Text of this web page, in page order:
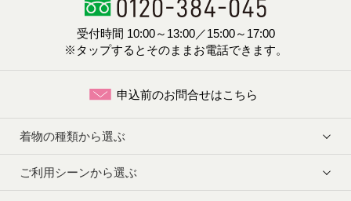
受付時間 10:00～13:00／15:00～17:00
※タップするとそのままお電話できます。
申込前のお問合せはこちら
着物の種類から選ぶ
ご利用シーンから選ぶ